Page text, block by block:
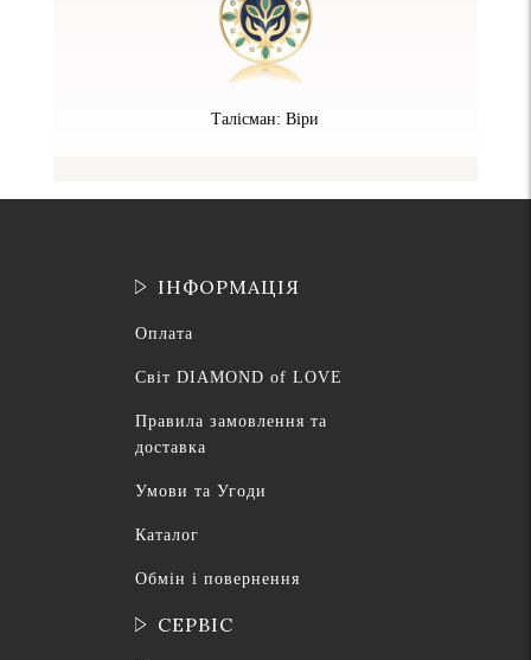
Талісман: Віри
ІНФОРМАЦІЯ
Оплата
Світ DIAMOND of LOVE
Правила замовлення та
доставка
Умови та Угоди
Каталог
Обмін і повернення
СЕРВІС